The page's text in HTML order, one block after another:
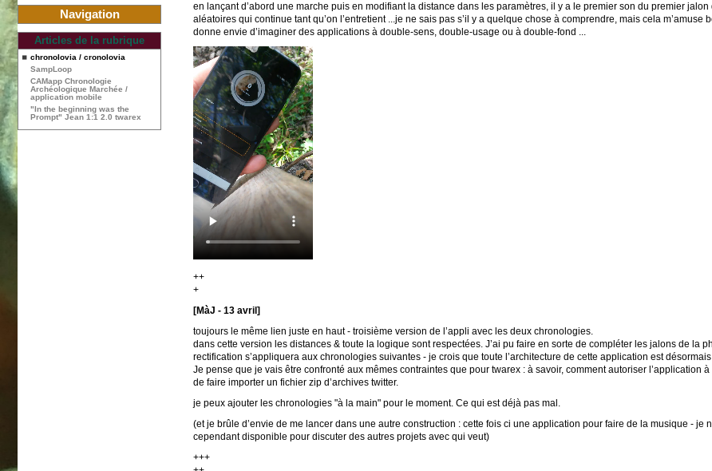
en lançant d’abord une marche puis en modifiant la distance dans les paramètres, il y a le premier son du premier
aléatoires qui continue tant qu’on l’entretient ...je ne sais pas s’il y a quelque chose à comprendre, mais cela
donne envie d’imaginer des applications à double-sens, double-usage ou à double-fond ...
++
+
[MàJ - 13 avril]
toujours le même lien juste en haut - troisième version de l’appli avec les deux chronologies.
dans cette version les distances & toute la logique sont respectées. J’ai pu faire en sorte de compléter les jalons de la
rectification s’appliquera aux chronologies suivantes - je crois que toute l’architecture de cette application est
Je pense que je vais être confronté aux mêmes contraintes que pour twarex : à savoir, comment autoriser l’application
de faire importer un fichier zip d’archives twitter.
je peux ajouter les chronologies "à la main" pour le moment. Ce qui est déjà pas mal.
(et je brûle d’envie de me lancer dans une autre construction : cette fois ci une application pour faire de la musique -
cependant disponible pour discuter des autres projets avec qui veut)
+++
Navigation
Articles de la rubrique
chronolovia / cronolovia
SampLoop
CAMapp Chronologie
Archéologique Marchée /
application mobile
"In the beginning was the
Prompt" Jean 1:1 2.0 twarex